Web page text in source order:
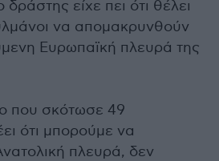
είχε πει ότι θέλει
να απομακρυνθούν
Ευρωπαϊκή πλευρά της
που σκότωσε 49
ότι μπορούμε να
πλευρά, δεν